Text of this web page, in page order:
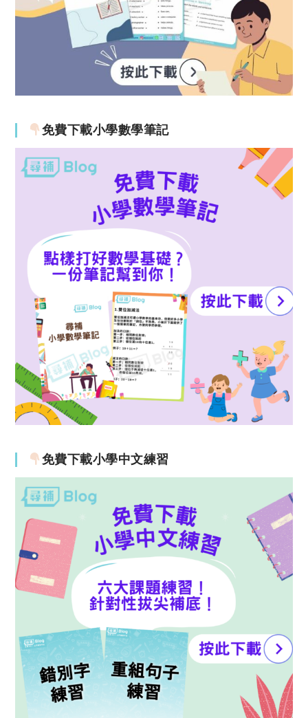
免費下載小學數學筆記
免費下載小學中文練習